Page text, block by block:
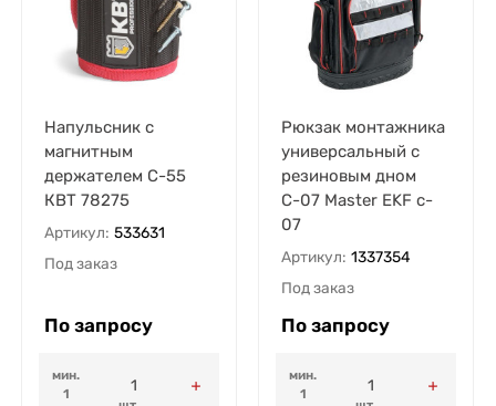
Напульсник с
магнитным
держателем C-55
КВТ 78275
Артикул: 533631
Под заказ
По запросу
мин.
1
Рюкзак монтажника
универсальный с
резиновым дном
С-07 Master EKF c-
07
Артикул: 1337354
Под заказ
По запросу
мин.
1